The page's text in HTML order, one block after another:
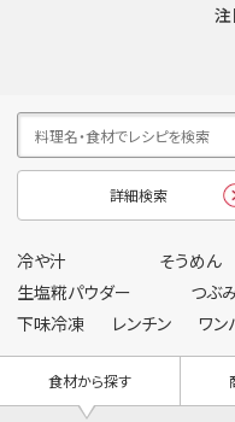
注
詳細検索
冷や汁 そうめん
生塩糀パウダー
つぶ
下味冷凍
レンチン ワン
食材から探す